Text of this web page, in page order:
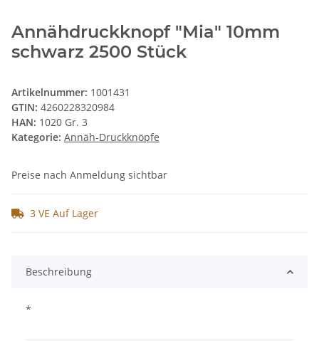
Annähdruckknopf "Mia" 10mm
schwarz 2500 Stück
Artikelnummer: 1001431
GTIN: 4260228320984
HAN: 1020 Gr. 3
Kategorie: Annäh-Druckknöpfe
Preise nach Anmeldung sichtbar
3 VE Auf Lager
Beschreibung
*